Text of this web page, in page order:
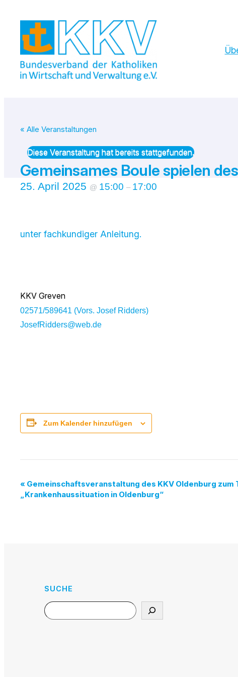
« Alle Veranstaltungen
Diese Veranstaltung hat bereits stattgefunden.
Gemeinsames Boule spielen
25. April 2025 @ 15:00 – 17:00
unter fachkundiger Anleitung.
KKV Greven
02571/589641 (Vors. Josef Ridders)
JosefRidders@web.de
Zum Kalender hinzufügen
Veranstaltung-
« Gemeinschaftsveranstaltung des KKV Oldenburg zum
„Krankenhaussituation in Oldenburg“
SUCHE
Search